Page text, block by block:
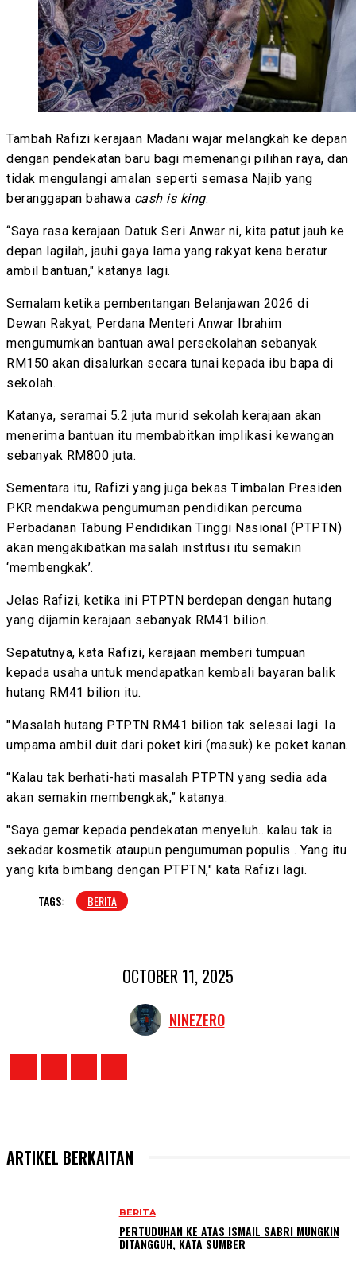
Tambah Rafizi kerajaan Madani wajar melangkah ke depan
dengan pendekatan baru bagi memenangi pilihan raya, dan
tidak mengulangi amalan seperti semasa Najib yang
beranggapan bahawa cash is king.
“Saya rasa kerajaan Datuk Seri Anwar ni, kita patut jauh ke
depan lagilah, jauhi gaya lama yang rakyat kena beratur
ambil bantuan," katanya lagi.
Semalam ketika pembentangan Belanjawan 2026 di
Dewan Rakyat, Perdana Menteri Anwar Ibrahim
mengumumkan bantuan awal persekolahan sebanyak
RM150 akan disalurkan secara tunai kepada ibu bapa di
sekolah.
Katanya, seramai 5.2 juta murid sekolah kerajaan akan
menerima bantuan itu membabitkan implikasi kewangan
sebanyak RM800 juta.
Sementara itu, Rafizi yang juga bekas Timbalan Presiden
PKR mendakwa pengumuman pendidikan percuma
Perbadanan Tabung Pendidikan Tinggi Nasional (PTPTN)
akan mengakibatkan masalah institusi itu semakin
‘membengkak’.
Jelas Rafizi, ketika ini PTPTN berdepan dengan hutang
yang dijamin kerajaan sebanyak RM41 bilion.
Sepatutnya, kata Rafizi, kerajaan memberi tumpuan
kepada usaha untuk mendapatkan kembali bayaran balik
hutang RM41 bilion itu.
"Masalah hutang PTPTN RM41 bilion tak selesai lagi. Ia
umpama ambil duit dari poket kiri (masuk) ke poket kanan.
“Kalau tak berhati-hati masalah PTPTN yang sedia ada
akan semakin membengkak,” katanya.
"Saya gemar kepada pendekatan menyeluh...kalau tak ia
sekadar kosmetik ataupun pengumuman populis . Yang itu
yang kita bimbang dengan PTPTN," kata Rafizi lagi.
TAGS: BERITA
OCTOBER 11, 2025
NINEZERO
ARTIKEL BERKAITAN
BERITA
PERTUDUHAN KE ATAS ISMAIL SABRI MUNGKIN
DITANGGUH, KATA SUMBER